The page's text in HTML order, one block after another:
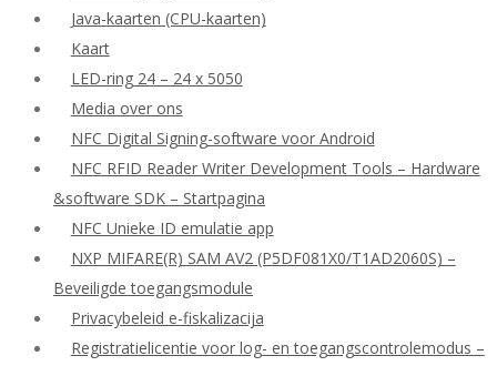
Java-kaarten (CPU-kaarten)
Kaart
LED-ring 24 – 24 x 5050
Media over ons
NFC Digital Signing-software voor Android
NFC RFID Reader Writer Development Tools – Hardware
&software SDK – Startpagina
NFC Unieke ID emulatie app
NXP MIFARE(R) SAM AV2 (P5DF081X0/T1AD2060S) –
Beveiligde toegangsmodule
Privacybeleid e-fiskalizacija
Registratielicentie voor log- en toegangscontrolemodus –